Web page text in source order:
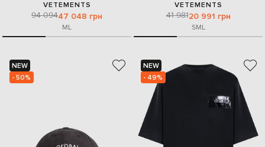
VETEMENTS
94 09447 048 грн
ML
VETEMENTS
41 98120 991 грн
SML
NEW
- 50%
NEW
- 49%